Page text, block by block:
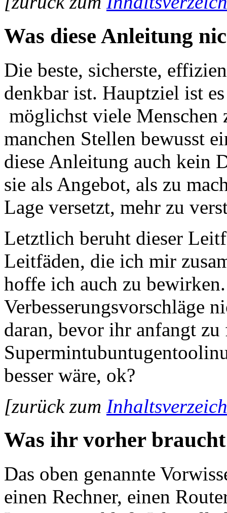
Was diese Anleitung
Die beste, sicherste,
denkbar ist. Hauptziel ist
möglichst viele Menschen
manchen Stellen bewusst
diese Anleitung auch kein
sie als Angebot, als zu
Lage versetzt, mehr zu
Letztlich beruht dieser
Leitfäden, die ich mir
hoffe ich auch zu
Verbesserungsvorschläge
daran, bevor ihr anfangt zu
besser wäre, ok?
[zurück zum
Was ihr vorher braucht
Das oben genannte
einen Rechner, einen